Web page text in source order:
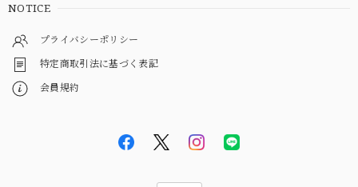
NOTICE
プライバシーポリシー
特定商取引法に基づく表記
会員規約